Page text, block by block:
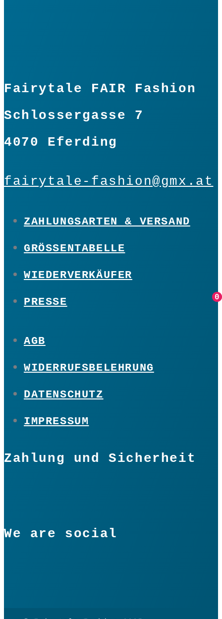
0
0
Fairytale FAIR Fashion
Schlossergasse 7
4070 Eferding
fairytale-fashion@gmx.at
ZAHLUNGSARTEN & VERSAND
GRÖSSENTABELLE
WIEDERVERKÄUFER
PRESSE
AGB
WIDERRUFSBELEHRUNG
DATENSCHUTZ
IMPRESSUM
Zahlung und Sicherheit
We are social